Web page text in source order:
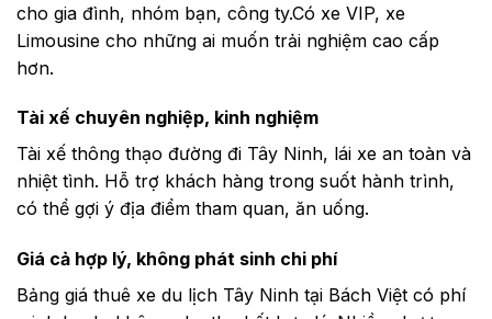
cho gia đình, nhóm bạn, công ty.Có xe VIP, xe
Limousine cho những ai muốn trải nghiệm cao cấp
hơn.
Tài xế chuyên nghiệp, kinh nghiệm
Tài xế thông thạo đường đi Tây Ninh, lái xe an toàn và
nhiệt tình. Hỗ trợ khách hàng trong suốt hành trình,
có thể gợi ý địa điểm tham quan, ăn uống.
Giá cả hợp lý, không phát sinh chi phí
Bảng giá thuê xe du lịch Tây Ninh tại Bách Việt có phí